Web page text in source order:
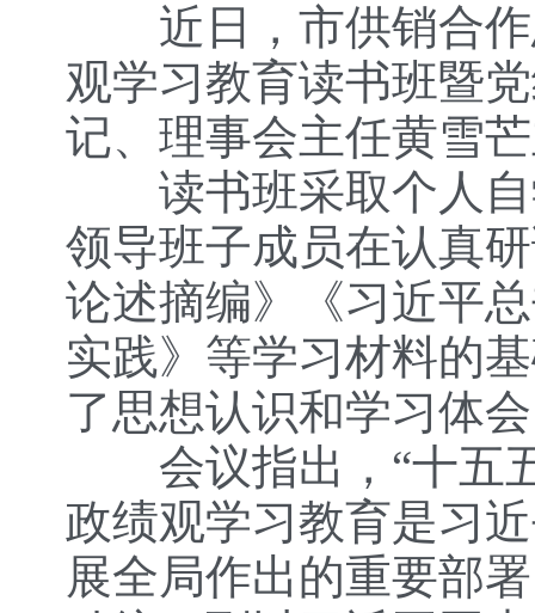
近日，市供销合作
观学习教育读书班暨
记、理事会主任黄雪
读书班采取个人自
领导班子成员在认真
论述摘编》《习近平
实践》等学习材料的
了思想认识和学习体
会议指出，“十五五
政绩观学习教育是习
展全局作出的重要部